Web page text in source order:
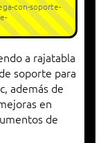
con-soporte-
a rajatabla
soporte para
además de
en
de